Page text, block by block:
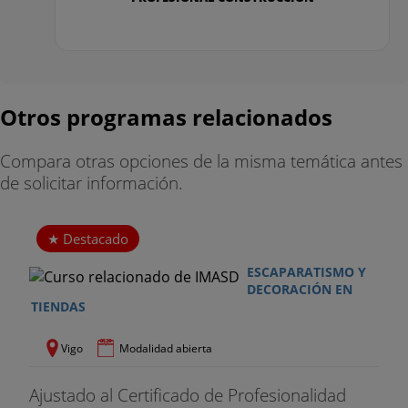
- Materiales
- Proveedores
- Concepto de surtido
- Características
- Creación de secciones y plano de distribución
Otros programas relacionados
Compara otras opciones de la misma temática antes
de solicitar información.
Destacado
ESCAPARATISMO Y
DECORACIÓN EN
TIENDAS
Vigo Modalidad abierta
Ajustado al Certificado de Profesionalidad